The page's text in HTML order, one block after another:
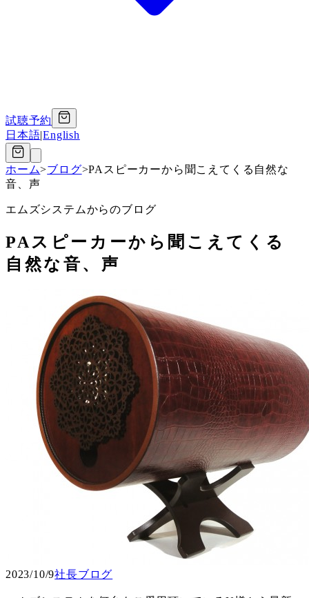
試聴予約
日本語|English
ホーム>ブログ>PAスピーカーから聞こえてくる自然な
音、声
エムズシステムからのブログ
PAスピーカーから聞こえてくる
自然な音、声
2023/10/9社長ブログ